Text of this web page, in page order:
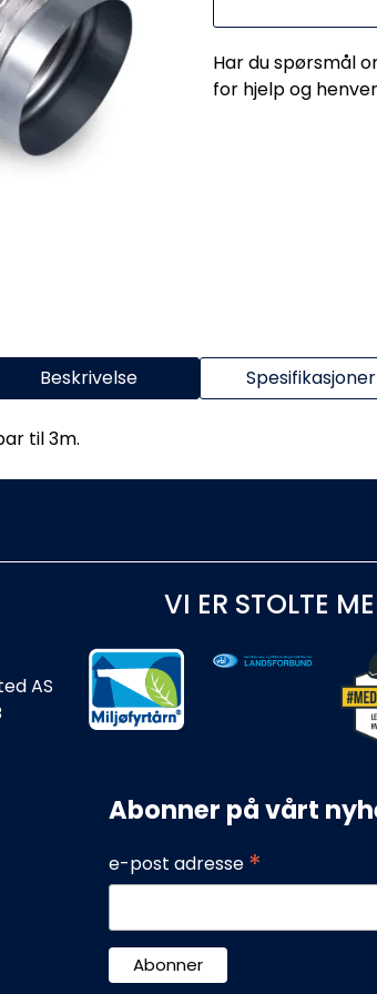
Har du spørsmål
for hjelp og
Beskrivelse Spesifikasjoner
til 3m.
VI ER STOLTE
AS
Abonner på vårt
e-post adresse *